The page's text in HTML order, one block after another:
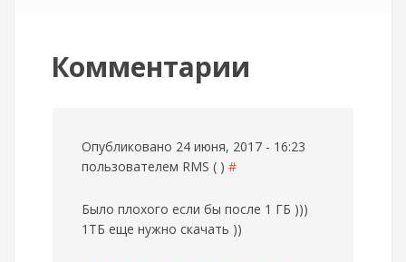
Комментарии
Опубликовано 24 июня, 2017 - 16:23
пользователем RMS ( ) #
Было плохого если бы после 1 ГБ )))
1ТБ еще нужно скачать ))